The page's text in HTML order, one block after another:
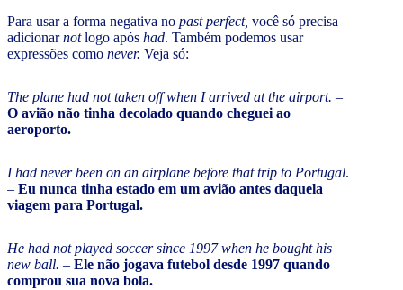
Para usar a forma negativa no past perfect, você só precisa
adicionarnotlogo após had. Também podemos usar
expressões como never. Veja só:
The plane had not taken off when I arrived at the airport. –
O avião não tinha decolado quando cheguei ao
aeroporto.
I had never been on an airplane before that trip to Portugal.
– Eu nunca tinha estado em um avião antes daquela
viagem para Portugal.
He had not played soccer since 1997 when he bought his
new ball. – Ele não jogava futebol desde 1997 quando
comprou sua nova bola.